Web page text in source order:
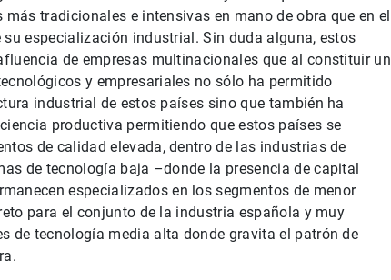
tradicionales e intensivas en mano de obra que en el
especialización industrial. Sin duda alguna, estos
de empresas multinacionales que al constituir un
y empresariales no sólo ha permitido
industrial de estos países sino que también ha
productiva permitiendo que estos países se
de calidad elevada, dentro de las industrias de
de tecnología baja –donde la presencia de capital
especializados en los segmentos de menor
para el conjunto de la industria española y muy
de tecnología media alta donde gravita el patrón de